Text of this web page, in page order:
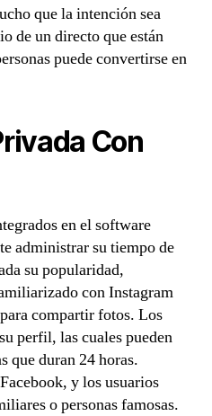
que la intención sea
de un directo que están
puede convertirse en
Con
en el software
administrar su tiempo de
su popularidad,
con Instagram
compartir fotos. Los
perfil, las cuales pueden
que duran 24 horas.
y los usuarios
o personas famosas.